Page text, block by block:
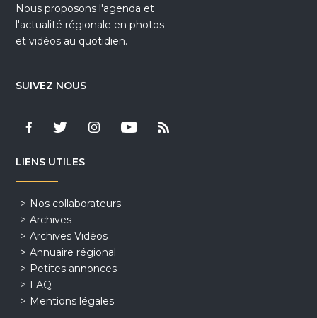
Nous proposons l'agenda et
l'actualité régionale en photos
et vidéos au quotidien.
SUIVEZ NOUS
LIENS UTILES
Nos collaborateurs
Archives
Archives Vidéos
Annuaire régional
Petites annonces
FAQ
Mentions légales